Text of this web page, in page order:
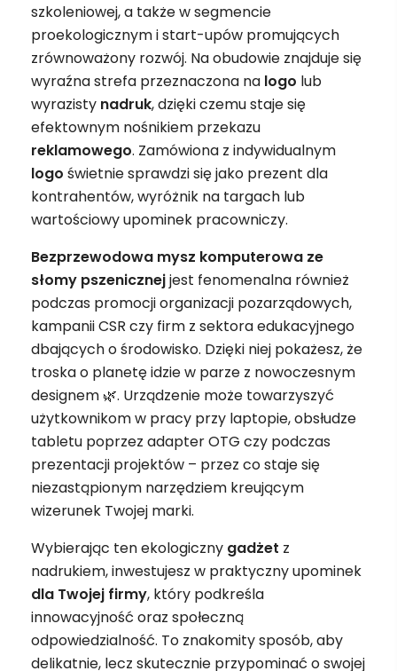
szkoleniowej, a także w segmencie
proekologicznym i start-upów promujących
zrównoważony rozwój. Na obudowie znajduje się
wyraźna strefa przeznaczona na logo lub
wyrazisty nadruk, dzięki czemu staje się
efektownym nośnikiem przekazu
reklamowego. Zamówiona z indywidualnym
logo świetnie sprawdzi się jako prezent dla
kontrahentów, wyróżnik na targach lub
wartościowy upominek pracowniczy.
Bezprzewodowa mysz komputerowa ze
słomy pszenicznejjest fenomenalna również
podczas promocji organizacji pozarządowych,
kampanii CSR czy firm z sektora edukacyjnego
dbających o środowisko. Dzięki niej pokażesz, że
troska o planetę idzie w parze z nowoczesnym
designem 🌿. Urządzenie może towarzyszyć
użytkownikom w pracy przy laptopie, obsłudze
tabletu poprzez adapter OTG czy podczas
prezentacji projektów – przez co staje się
niezastąpionym narzędziem kreującym
wizerunek Twojej marki.
Wybierając ten ekologiczny gadżet z
nadrukiem, inwestujesz w praktyczny upominek
dla Twojej firmy, który podkreśla
innowacyjność oraz społeczną
odpowiedzialność. To znakomity sposób, aby
delikatnie, lecz skutecznie przypominać o swojej